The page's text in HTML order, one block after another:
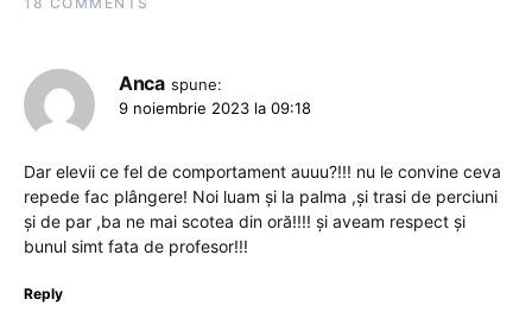
Anca spune:
9 noiembrie 2023 la 09:18
Dar elevii ce fel de comportament auuu?!!! nu le convine ceva
repede fac plângere! Noi luam și la palma ,și trasi de perciuni
și de par ,ba ne mai scotea din oră!!!! și aveam respect și
bunul simt fata de profesor!!!
Reply